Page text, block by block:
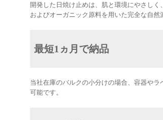
開発した日焼け止めは、肌と環境にやさし
およびオーガニック原料を用いた完全な自然
最短1ヵ月で納品
当社在庫のバルクの小分けの場合、容器や
可能です。